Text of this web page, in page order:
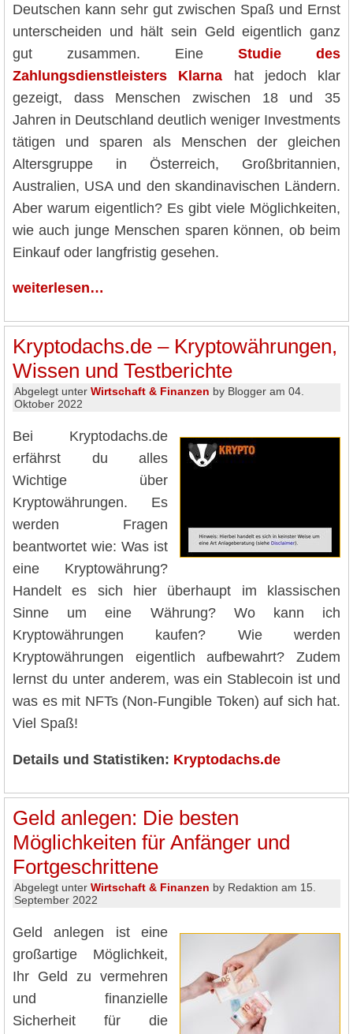
Deutschen kann sehr gut zwischen Spaß und Ernst
unterscheiden und hält sein Geld eigentlich ganz
gut zusammen. Eine Studie des
Zahlungsdienstleisters Klarna hat jedoch klar
gezeigt, dass Menschen zwischen 18 und 35
Jahren in Deutschland deutlich weniger Investments
tätigen und sparen als Menschen der gleichen
Altersgruppe in Österreich, Großbritannien,
Australien, USA und den skandinavischen Ländern.
Aber warum eigentlich? Es gibt viele Möglichkeiten,
wie auch junge Menschen sparen können, ob beim
Einkauf oder langfristig gesehen.
weiterlesen…
Kryptodachs.de – Kryptowährungen,
Wissen und Testberichte
Abgelegt unter Wirtschaft & Finanzen by Blogger am 04.
Oktober 2022
Bei Kryptodachs.de
erfährst du alles
Wichtige über
Kryptowährungen. Es
werden Fragen
beantwortet wie: Was ist
eine Kryptowährung?
Handelt es sich hier überhaupt im klassischen
Sinne um eine Währung? Wo kann ich
Kryptowährungen kaufen? Wie werden
Kryptowährungen eigentlich aufbewahrt? Zudem
lernst du unter anderem, was ein Stablecoin ist und
was es mit NFTs (Non-Fungible Token) auf sich hat.
Viel Spaß!
Details und Statistiken: Kryptodachs.de
Geld anlegen: Die besten
Möglichkeiten für Anfänger und
Fortgeschrittene
Abgelegt unter Wirtschaft & Finanzen by Redaktion am 15.
September 2022
Geld anlegen ist eine
großartige Möglichkeit,
Ihr Geld zu vermehren
und finanzielle
Sicherheit für die